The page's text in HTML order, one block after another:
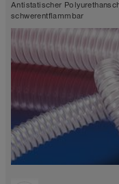
-40°C bis 90°C (125°C)
Antistatischer
schwerentflammbar